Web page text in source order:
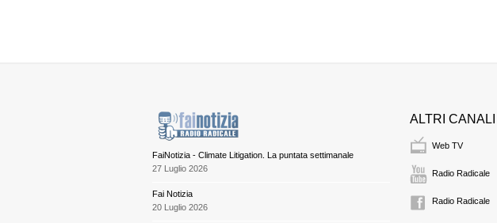
FaiNotizia - Climate Litigation. La puntata settimanale
27 Luglio 2026
Fai Notizia
20 Luglio 2026
ALTRI CANALI
Web TV
Radio Radicale
Radio Radicale